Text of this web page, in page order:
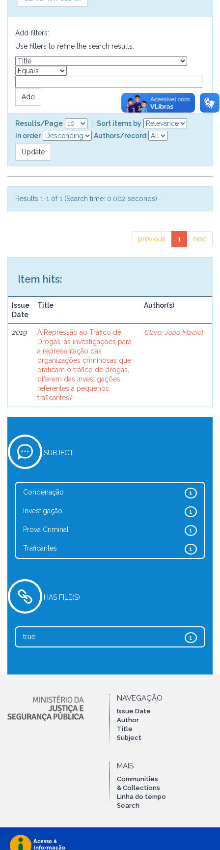
Add filters:
Use filters to refine the search results.
Results/Page
Sort items by
In order
Authors/record
Results 1-1 of 1 (Search time: 0.002 seconds).
previous 1 next
Item hits:
Issue
Date
Title Author(s)
2019
A Repressão ao Tráfico de
Drogas: as investigações para
a representação das
organizações criminosas que
praticam o tráfico de drogas,
diferem das investigações
referentes a pequenos
traficantes?
Claro, João Maciel
SUBJECT
1
Condenação
1
Investigação
1
Prova Criminal
1
Traficantes
HAS FILE(S)
1
true
NAVEGAÇÃO
Issue Date
Author
Title
Subject
MAIS
Communities
& Collections
Linha do tempo
Search